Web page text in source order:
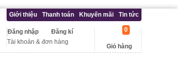
Giới thiệu Thanh toán Khuyến mãi Tin tức
Đăng kí
Đăng nhập
Tài khoản & đơn hàng
Giỏ hàng
0